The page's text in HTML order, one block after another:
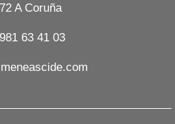
A Coruña
63 41 03